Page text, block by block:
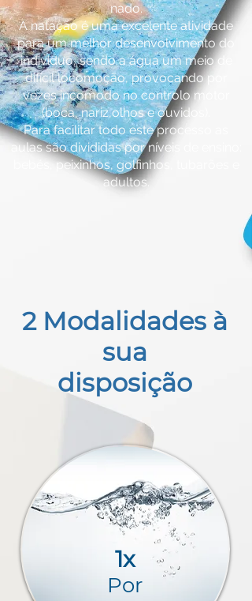
nado.
A natação é uma excelente atividade
para um melhor desenvolvimento do
individuo, sendo a água um meio de
difícil locomoção, provocando por
vezes incomodo no controlo motor
(boca, nariz,olhos e ouvidos).
Para facilitar todo este processo as
aulas são divididas por níveis de ensino:
bebés, peixinhos, golfinhos, tubarões e
adultos.
2 Modalidades à
sua
disposição
1x
Por